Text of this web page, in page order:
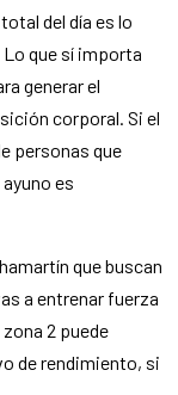
del día es lo
Lo que sí importa
generar el
corporal. Si el
personas que
es
que buscan
a entrenar fuerza
2 puede
de rendimiento, si